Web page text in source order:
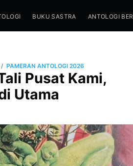
BUKU SASTRA ANTOLOGI
/ PAMERAN ANTOLOGI 2026
Pusat Kami,
Utama